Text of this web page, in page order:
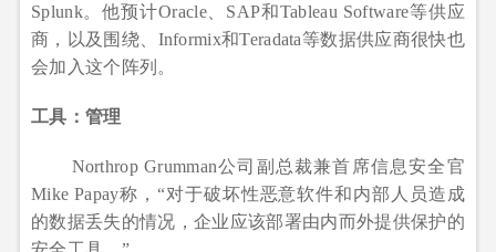
Splunk。他预计Oracle、SAP和Tableau Software等供应
商，以及围绕、Informix和Teradata等数据供应商很快也
会加入这个阵列。
工具：管理
Northrop Grumman公司副总裁兼首席信息安全官
Mike Papay称，“对于破坏性恶意软件和内部人员造成
的数据丢失的情况，企业应该部署由内而外提供保护的